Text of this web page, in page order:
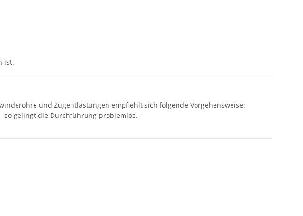
ist.
und Zugentlastungen empfiehlt sich folgende Vorgehensweise:
so gelingt die Durchführung problemlos.